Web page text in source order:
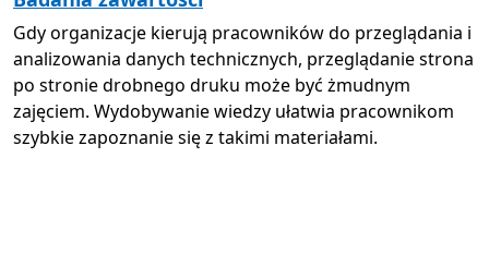
Gdy organizacje kierują pracowników do przeglądania i
analizowania danych technicznych, przeglądanie strona
po stronie drobnego druku może być żmudnym
zajęciem. Wydobywanie wiedzy ułatwia pracownikom
szybkie zapoznanie się z takimi materiałami.